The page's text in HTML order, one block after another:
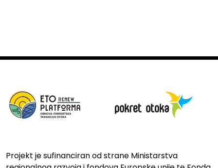
Projekt je sufinanciran od strane Ministarstva